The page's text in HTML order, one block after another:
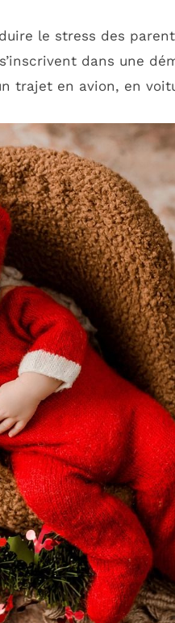
le stress des
dans une
trajet en avion, en